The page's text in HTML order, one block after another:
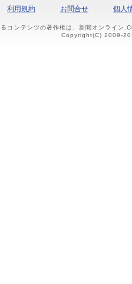
利用規約 お問合せ 個人
コンテンツの著作権は、新聞オンライン
Copyright(C) 2009-